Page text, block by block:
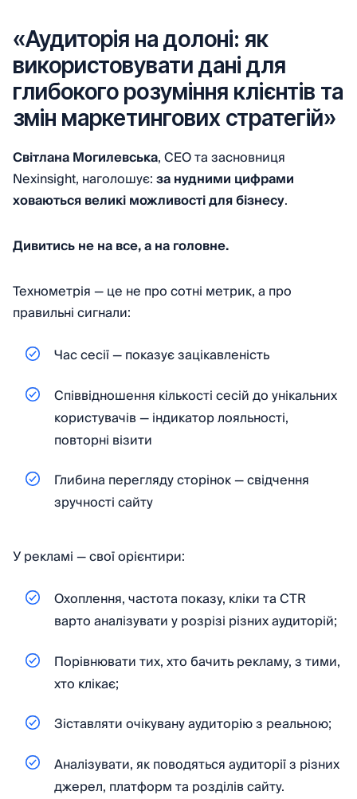
«Аудиторія на долоні: як
використовувати дані для
глибокого розуміння клієнтів та
змін маркетингових стратегій»
Світлана Могилевська, CEO та засновниця
Nexinsight, наголошує:за нудними цифрами
ховаються великі можливості для бізнесу.
Дивитись не на все, а на головне.
Технометрія — це не про сотні метрик, а про
правильні сигнали:
Час сесії — показує зацікавленість
Співвідношення кількості сесій до унікальних
користувачів — індикатор лояльності,
повторні візити
Глибина перегляду сторінок — свідчення
зручності сайту
У рекламі — свої орієнтири:
Охоплення, частота показу, кліки та CTR
варто аналізувати у розрізі різних аудиторій;
Порівнювати тих, хто бачить рекламу, з тими,
хто клікає;
Зіставляти очікувану аудиторію з реальною;
Аналізувати, як поводяться аудиторії з різних
джерел, платформ та розділів сайту.